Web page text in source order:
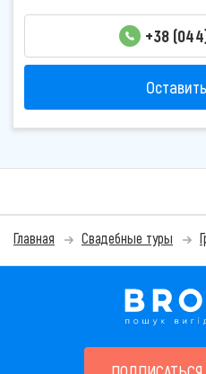
+38
Главная Свадебные туры